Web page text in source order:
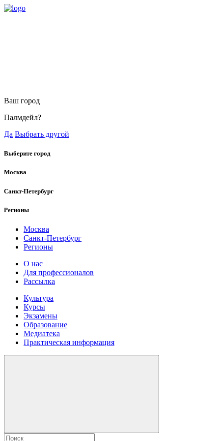
Ваш город
Палмдейл?
Да Выбрать другой
Выберите город
Москва
Санкт-Петербург
Регионы
Москва
Санкт-Петербург
Регионы
О нас
Для профессионалов
Рассылка
Культура
Курсы
Экзамены
Образование
Медиатека
Практическая информация